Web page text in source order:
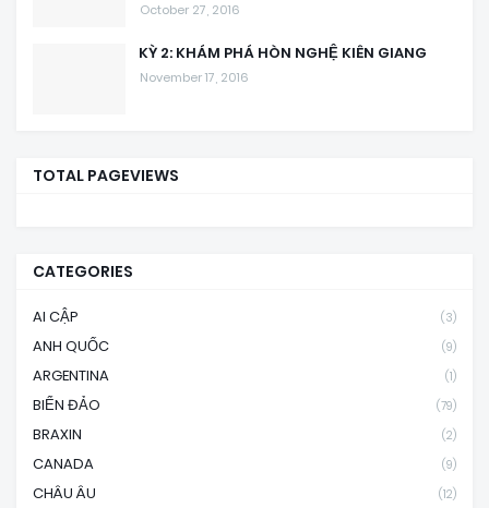
October 27, 2016
KỲ 2: KHÁM PHÁ HÒN NGHỆ KIÊN GIANG
November 17, 2016
TOTAL PAGEVIEWS
CATEGORIES
AI CẬP (3)
ANH QUỐC (9)
ARGENTINA (1)
BIỂN ĐẢO (79)
BRAXIN (2)
CANADA (9)
CHÂU ÂU (12)